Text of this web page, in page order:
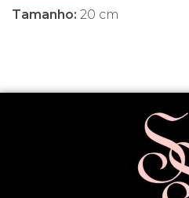
Tamanho: 20 cm